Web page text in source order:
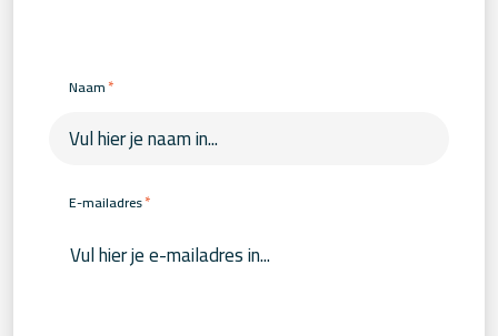
Naam*
E-mailadres*